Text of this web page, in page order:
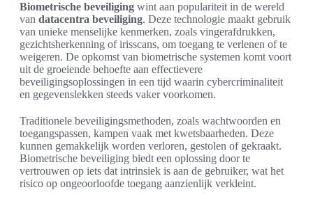
Biometrische beveiliging wint aan populariteit in de wereld
van datacentra beveiliging. Deze technologie maakt gebruik
van unieke menselijke kenmerken, zoals vingerafdrukken,
gezichtsherkenning of irisscans, om toegang te verlenen of te
weigeren. De opkomst van biometrische systemen komt voort
uit de groeiende behoefte aan effectievere
beveiligingsoplossingen in een tijd waarin cybercriminaliteit
en gegevenslekken steeds vaker voorkomen.
Traditionele beveiligingsmethoden, zoals wachtwoorden en
toegangspassen, kampen vaak met kwetsbaarheden. Deze
kunnen gemakkelijk worden verloren, gestolen of gekraakt.
Biometrische beveiliging biedt een oplossing door te
vertrouwen op iets dat intrinsiek is aan de gebruiker, wat het
risico op ongeoorloofde toegang aanzienlijk verkleint.